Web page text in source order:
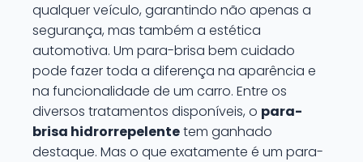
qualquer veículo, garantindo não apenas a
segurança, mas também a estética
automotiva. Um para-brisa bem cuidado
pode fazer toda a diferença na aparência e
na funcionalidade de um carro. Entre os
diversos tratamentos disponíveis, o para-
brisa hidrorrepelentetem ganhado
destaque. Mas o que exatamente é um para-